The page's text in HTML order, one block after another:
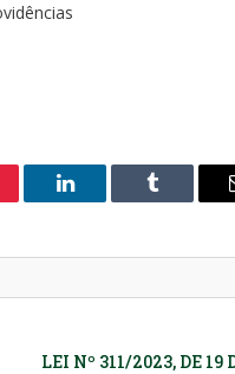
LinkedIn Tumblr
LEI Nº 311/2023, DE 19